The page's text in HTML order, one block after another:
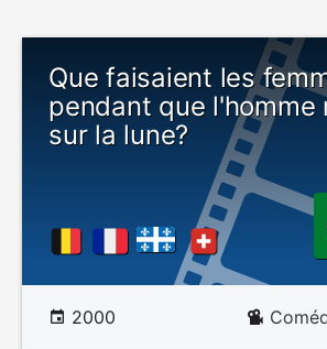
Que faisaient les
pendant que l'homme
sur la lune?
2000